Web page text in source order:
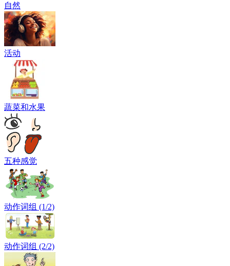
自然
活动
蔬菜和水果
五种感觉
动作词组 (1/2)
动作词组 (2/2)